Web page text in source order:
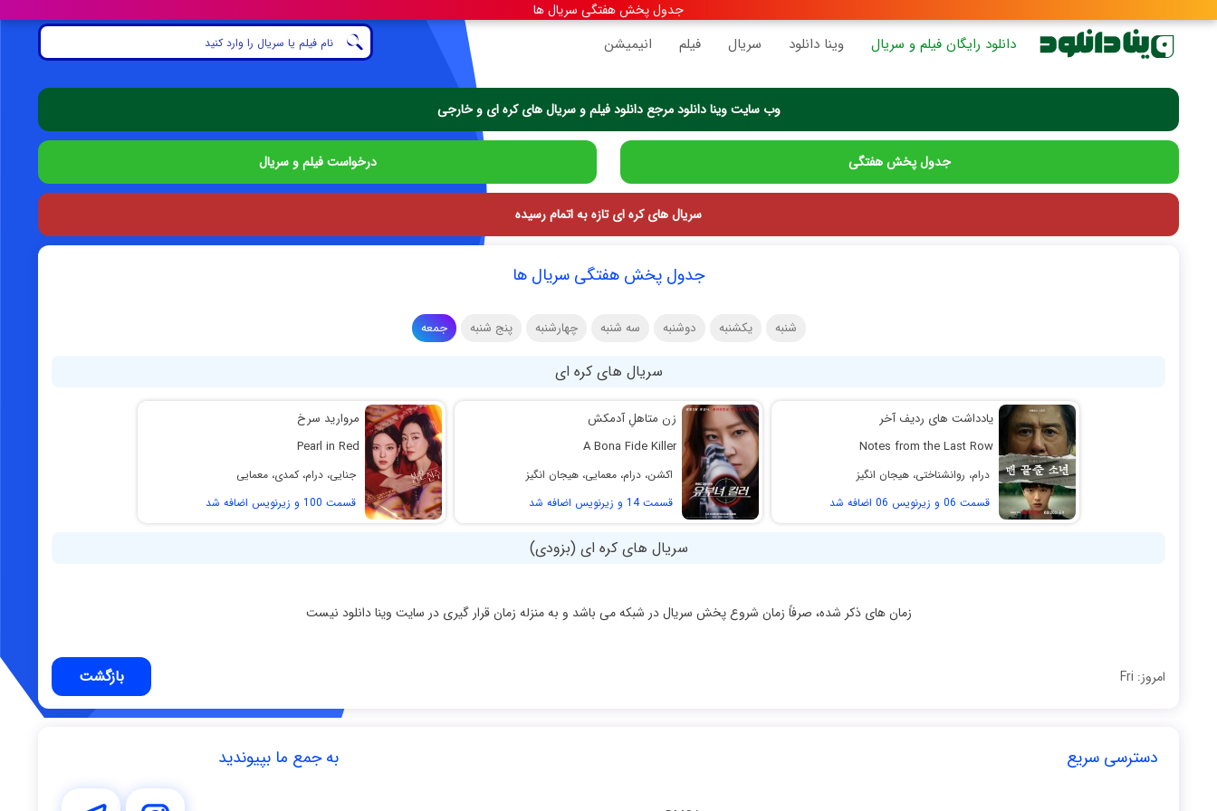
جدول پخش هفتگی سریال ها
دانلود رایگان فیلم و سریال وینا دانلود سریال فیلم انیمیشن
وب سایت وینا دانلود مرجع دانلود فیلم و سریال های کره ای و خارجی
جدول پخش هفتگی درخواست فیلم و سریال
سریال های کره ای تازه به اتمام رسیده
جدول پخش هفتگی سریال ها
شنبه یکشنبه دوشنبه سه شنبه چهارشنبه پنج شنبه جمعه
سریال های کره ای
یادداشت‌ های ردیف آخر
Notes from the Last Row
درام، روانشناختی، هیجان انگیز
قسمت 06 و زیرنویس 06 اضافه شد
زن متاهلِ آدمکش
A Bona Fide Killer
اکشن، درام، معمایی، هیجان انگیز
قسمت 14 و زیرنویس اضافه شد
مروارید سرخ
Pearl in Red
جنایی، درام، کمدی، معمایی
قسمت 100 و زیرنویس اضافه شد
سریال های کره ای (بزودی)
زمان های ذکر شده، صرفاً زمان شروع پخش سریال در شبکه می باشد و به منزله زمان قرار گیری در سایت وینا دانلود نیست
امروز: Fri بازگشت
دسترسی سریع به جمع ما بپیوندید